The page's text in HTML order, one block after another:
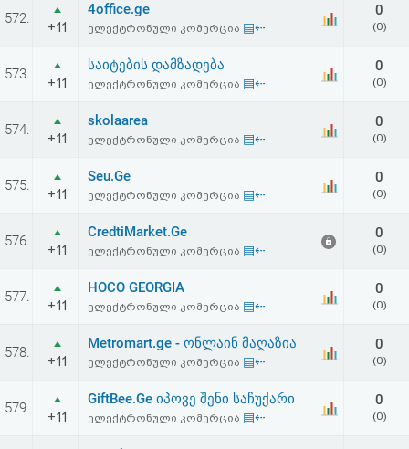
572.
+11
4office.ge
ელექტრონული კომერცია ▤⇠
0
(0)
573.
+11
საიტების დამზადება
ელექტრონული კომერცია ▤⇠
0
(0)
574.
+11
skolaarea
ელექტრონული კომერცია ▤⇠
0
(0)
575.
+11
Seu.Ge
ელექტრონული კომერცია ▤⇠
0
(0)
576.
+11
CredtiMarket.Ge
ელექტრონული კომერცია ▤⇠
0
(0)
577.
+11
HOCO GEORGIA
ელექტრონული კომერცია ▤⇠
0
(0)
578.
+11
Metromart.ge - ონლაინ მაღაზია
ელექტრონული კომერცია ▤⇠
0
(0)
579.
+11
GiftBee.Ge იპოვე შენი საჩუქარი
ელექტრონული კომერცია ▤⇠
0
(0)